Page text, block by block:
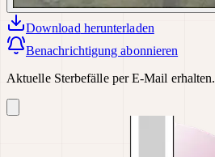
Download herunterladen
Benachrichtigung abonnieren
Aktuelle Sterbefälle per E-Mail erhalten.